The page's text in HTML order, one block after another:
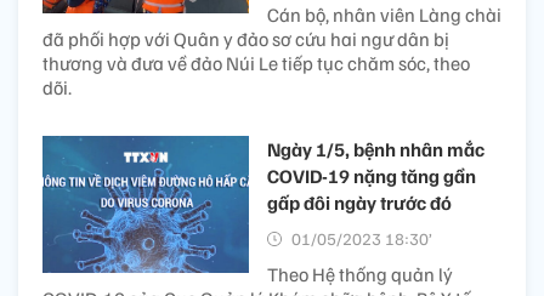
Cán bộ, nhân viên Làng chài
đã phối hợp với Quân y đảo sơ cứu hai ngư dân bị
thương và đưa về đảo Núi Le tiếp tục chăm sóc, theo
dõi.
Ngày 1/5, bệnh nhân mắc
COVID-19 nặng tăng gần
gấp đôi ngày trước đó
01/05/2023 18:30’
Theo Hệ thống quản lý